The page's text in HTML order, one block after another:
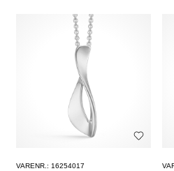
VARENR.: 16254017